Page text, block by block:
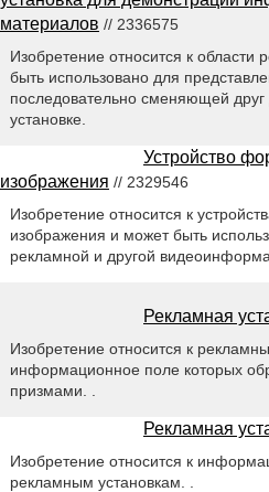
материалов // 2336575
Изобретение относится к области
быть использовано для
последовательно сменяющей
установке.
Устройство
изображения // 2329546
Изобретение относится к
изображения и может быть
рекламной и другой
Рекламная
Изобретение относится к
информационное поле которых
призмами. .
Рекламная
Изобретение относится к
рекламным установкам. .